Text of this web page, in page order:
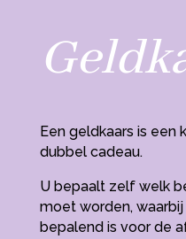
Een geldkaars is een
dubbel cadeau.
U bepaalt zelf welk
moet worden,
bepalend is voor de